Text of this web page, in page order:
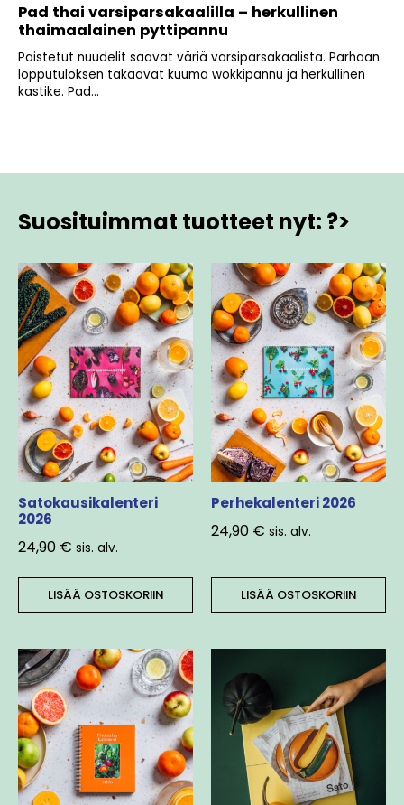
Pad thai varsiparsakaalilla – herkullinen
thaimaalainen pyttipannu
Paistetut nuudelit saavat väriä varsiparsakaalista. Parhaan
lopputuloksen takaavat kuuma wokkipannu ja herkullinen
kastike. Pad...
Suosituimmat tuotteet nyt: ?>
Satokausikalenteri
2026
24,90 € sis. alv.
LISÄÄ OSTOSKORIIN
Perhekalenteri 2026
24,90 € sis. alv.
LISÄÄ OSTOSKORIIN